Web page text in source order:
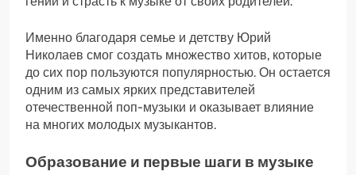
Именно благодаря семье и детству Юрий
Николаев смог создать множество хитов, которые
до сих пор пользуются популярностью. Он остается
одним из самых ярких представителей
отечественной поп-музыки и оказывает влияние
на многих молодых музыкантов.
Образование и первые шаги в музыке